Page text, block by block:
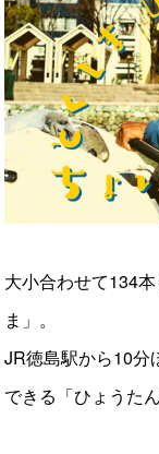
大小合わせて134
ま」。
JR徳島駅から10分
できる「ひょうた